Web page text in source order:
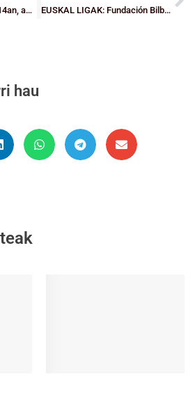
Astelehenean, urriaren 14an, amaitzen da Saskibaloi Entrenatzailearen Erdi Mailako Hasierako Ikastaroan izena emateko epea EUSKAL LIGAK: Fundación Bilbao Basket Fundazioa kadeteek Baskonia zapaldu zuten
hau